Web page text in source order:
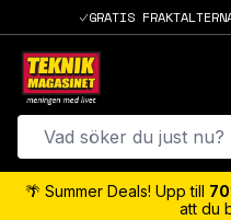
GRATIS
🌴 Summer Deals! Upp till
att du